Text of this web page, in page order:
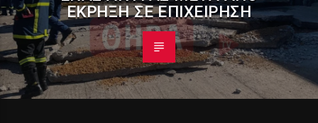
ΈΚΡΗΞΗ ΣΕ ΕΠΙΧΕΊΡΗΣΗ